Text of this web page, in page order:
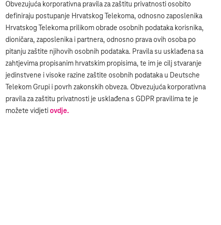
Obvezujuća korporativna pravila za zaštitu privatnosti osobito
definiraju postupanje Hrvatskog Telekoma, odnosno zaposlenika
Hrvatskog Telekoma prilikom obrade osobnih podataka korisnika,
dioničara, zaposlenika i partnera, odnosno prava ovih osoba po
pitanju zaštite njihovih osobnih podataka. Pravila su usklađena sa
zahtjevima propisanim hrvatskim propisima, te im je cilj stvaranje
jedinstvene i visoke razine zaštite osobnih podataka u Deutsche
Telekom Grupi i povrh zakonskih obveza. Obvezujuća korporativna
pravila za zaštitu privatnosti je usklađena s GDPR pravilima te je
možete vidjetiovdje.